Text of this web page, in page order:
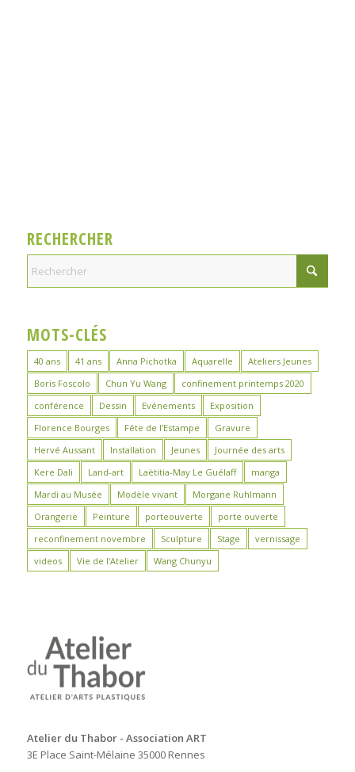
RECHERCHER
MOTS-CLÉS
40 ans 41 ans Anna Pichotka Aquarelle
Ateliers Jeunes
Boris Foscolo
Chun Yu Wang
confinement printemps 2020
conférence
Dessin Evénements
Exposition
Florence Bourges
Fête de l'Estampe
Gravure
Hervé Aussant
Installation Jeunes
Journée des arts
Kere Dali
Land-art Laëtitia-May Le Guélaff
manga
Mardi au Musée
Modèle vivant
Morgane Ruhlmann
Orangerie
Peinture porteouverte
porte ouverte
reconfinement novembre
Sculpture Stage
vernissage
videos
Vie de l'Atelier Wang Chunyu
Atelier du Thabor - Association ART
3E Place Saint-Mélaine 35000 Rennes